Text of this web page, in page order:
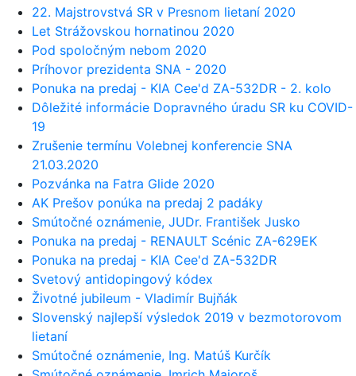
22. Majstrovstvá SR v Presnom lietaní 2020
Let Strážovskou hornatinou 2020
Pod spoločným nebom 2020
Príhovor prezidenta SNA - 2020
Ponuka na predaj - KIA Cee'd ZA-532DR - 2. kolo
Dôležité informácie Dopravného úradu SR ku COVID-
19
Zrušenie termínu Volebnej konferencie SNA
21.03.2020
Pozvánka na Fatra Glide 2020
AK Prešov ponúka na predaj 2 padáky
Smútočné oznámenie, JUDr. František Jusko
Ponuka na predaj - RENAULT Scénic ZA-629EK
Ponuka na predaj - KIA Cee'd ZA-532DR
Svetový antidopingový kódex
Životné jubileum - Vladimír Bujňák
Slovenský najlepší výsledok 2019 v bezmotorovom
lietaní
Smútočné oznámenie, Ing. Matúš Kurčík